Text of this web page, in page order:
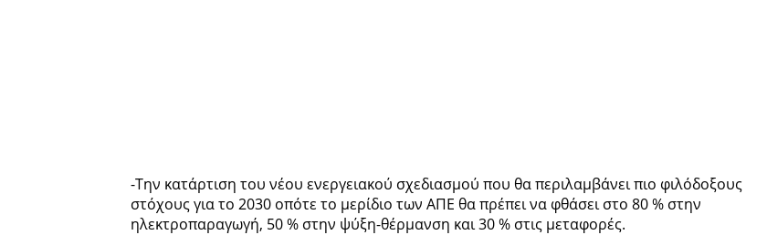
-Την κατάρτιση του νέου ενεργειακού σχεδιασμού που θα περιλαμβάνει πιο φιλόδοξους
στόχους για το 2030 οπότε το μερίδιο των ΑΠΕ θα πρέπει να φθάσει στο 80 % στην
ηλεκτροπαραγωγή, 50 % στην ψύξη-θέρμανση και 30 % στις μεταφορές.